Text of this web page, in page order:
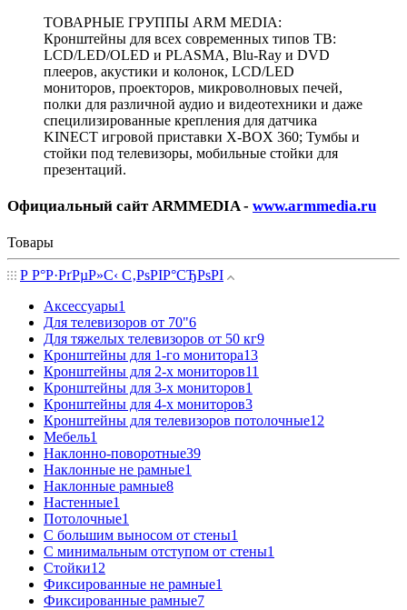
ТОВАРНЫЕ ГРУППЫ ARM MEDIA:
Кронштейны для всех современных типов ТВ:
LCD/LED/OLED и PLASMA, Blu-Ray и DVD
плееров, акустики и колонок, LCD/LED
мониторов, проекторов, микроволновых печей,
полки для различной аудио и видеотехники и даже
специлизированные крепления для датчика
KINECT игровой приставки X-BOX 360; Тумбы и
стойки под телевизоры, мобильные стойки для
презентаций.
Официальный сайт ARMMEDIA - www.armmedia.ru
Товары
Р Р°Р·РґРµР»С‹ С‚РѕРІР°СЂРѕРІ
Аксессуары1
Для телевизоров от 70"6
Для тяжелых телевизоров от 50 кг9
Кронштейны для 1-го монитора13
Кронштейны для 2-х мониторов11
Кронштейны для 3-х мониторов1
Кронштейны для 4-х мониторов3
Кронштейны для телевизоров потолочные12
Мебель1
Наклонно-поворотные39
Наклонные не рамные1
Наклонные рамные8
Настенные1
Потолочные1
С большим выносом от стены1
С минимальным отступом от стены1
Стойки12
Фиксированные не рамные1
Фиксированные рамные7